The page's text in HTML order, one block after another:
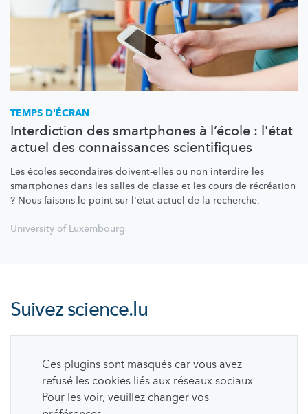
TEMPS D'ÉCRAN
Interdiction des smartphones à l’école : l'état
actuel des connaissances scientifiques
Les écoles secondaires doivent-elles ou non interdire les
smartphones dans les salles de classe et les cours de récréation
? Nous faisons le point sur l'état actuel de la recherche.
University of Luxembourg
Suivezscience.lu
Ces plugins sont masqués car vous avez
refusé les cookies liés aux réseaux sociaux.
Pour les voir, veuillez changer vos